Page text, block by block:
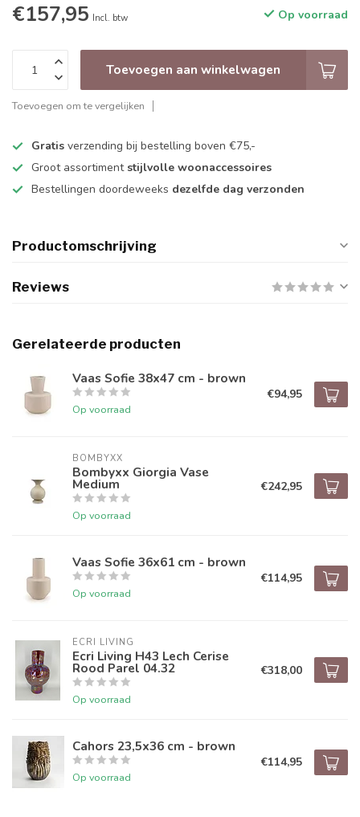
€157,95 Incl. btw Op voorraad
Toevoegen aan winkelwagen
Toevoegen om te vergelijken
Gratis verzending bij bestelling boven €75,-
Groot assortiment stijlvolle woonaccessoires
Bestellingen doordeweeks dezelfde dag verzonden
Productomschrijving
Reviews
Gerelateerde producten
Vaas Sofie 38x47 cm - brown
Op voorraad
€94,95
BOMBYXX
Bombyxx Giorgia Vase
Medium
Op voorraad
€242,95
Vaas Sofie 36x61 cm - brown
Op voorraad
€114,95
ECRI LIVING
Ecri Living H43 Lech Cerise
Rood Parel 04.32
Op voorraad
€318,00
Cahors 23,5x36 cm - brown
Op voorraad
€114,95